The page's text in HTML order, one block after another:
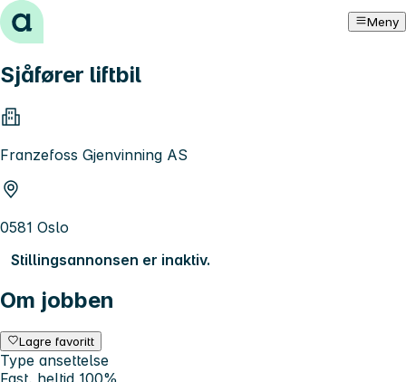
Hopp til innhold Meny
Sjåfører liftbil
Franzefoss Gjenvinning AS
0581 Oslo
Stillingsannonsen er inaktiv.
Om jobben
Lagre favoritt
Type ansettelse
Fast, heltid 100%